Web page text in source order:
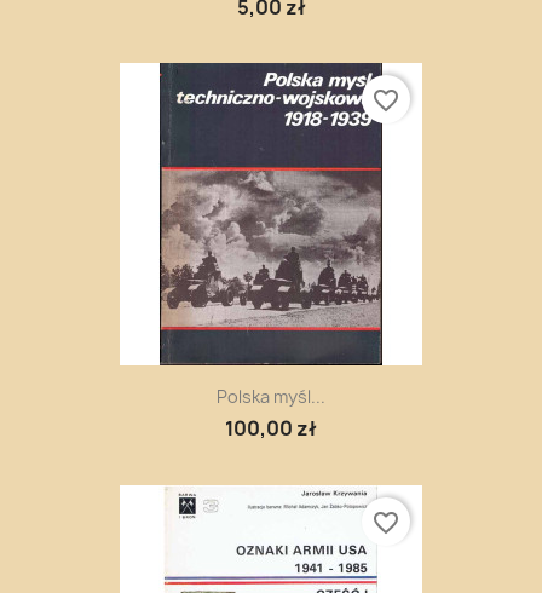
5,00 zł
Polska myśl...
100,00 zł
favorite_border
favorite_border